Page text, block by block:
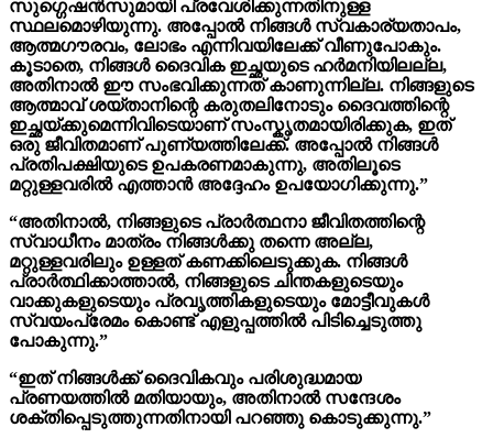
സുഗ്ഗെഷൻസുമായി പ്രവേശിക്കുന്നതിനുള്ള
സ്ഥലമൊഴിയുന്നു. അപ്പോൽ നിങ്ങൾ സ്വകാര്യതാപം,
ആത്മഗൗരവം, ലോഭം എന്നിവയിലേക്ക് വീണുപോകും.
കൂടാതെ, നിങ്ങള്‍ ദൈവിക ഇച്ഛയുടെ ഹർമനിയിലല്ല,
അതിനാൽ ഈ സംഭവിക്കുന്നത് കാണുന്നില്ല. നിങ്ങളുടെ
ആത്മാവ് ശയ്താനിന്റെ കരുതലിനോടും ദൈവത്തിന്റെ
ഇച്ഛയ്ക്കുമെന്നിവിടെയാണ് സംസ്കൃതമായിരിക്കുക, ഇത്
ഒരു ജീവിതമാണ് പുണ്യത്തിലേക്ക്. അപ്പോൽ നിങ്ങൾ
പ്രതിപക്ഷിയുടെ ഉപകരണമാകുന്നു, അതിലൂടെ
മറ്റുള്ളവരിൽ എത്താൻ അദ്ദേഹം ഉപയോഗിക്കുന്നു.”
“അതിനാൽ, നിങ്ങളുടെ പ്രാർത്ഥനാ ജീവിതത്തിന്റെ
സ്വാധീനം മാത്രം നിങ്ങൾക്കു തന്നെ അല്ല,
മറ്റുള്ളവരിലും ഉള്ളത് കണക്കിലെടുക്കുക. നിങ്ങൾ
പ്രാർത്ഥിക്കാത്താൽ, നിങ്ങളുടെ ചിന്തകളുടെയും
വാക്കുകളുടെയും പ്രവൃത്തികളുടെയും മോട്ടീവുകൾ
സ്വയംപ്രേമം കൊണ്ട് എളുപ്പത്തിൽ പിടിച്ചെടുത്തു
പോകുന്നു.”
“ഇത് നിങ്ങൾക്ക് ദൈവികവും പരിശുദ്ധമായ
പ്രണയത്തില്‍ മതിയായും, അതിനാൽ സന്ദേശം
ശക്തിപ്പെടുത്തുന്നതിനായി പറഞ്ഞു കൊടുക്കുന്നു.”